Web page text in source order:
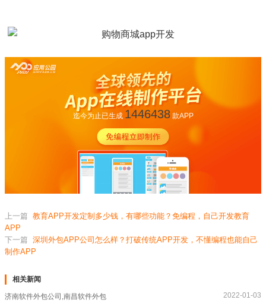
迄今为止已生成 1446438款APP
上一篇 教育APP开发定制多少钱，有哪些功能？免编程，自己开发教育
APP
下一篇 深圳外包APP公司怎么样？打破传统APP开发，不懂编程也能自己
制作APP
相关新闻
济南软件外包公司,南昌软件外包 2022-01-03